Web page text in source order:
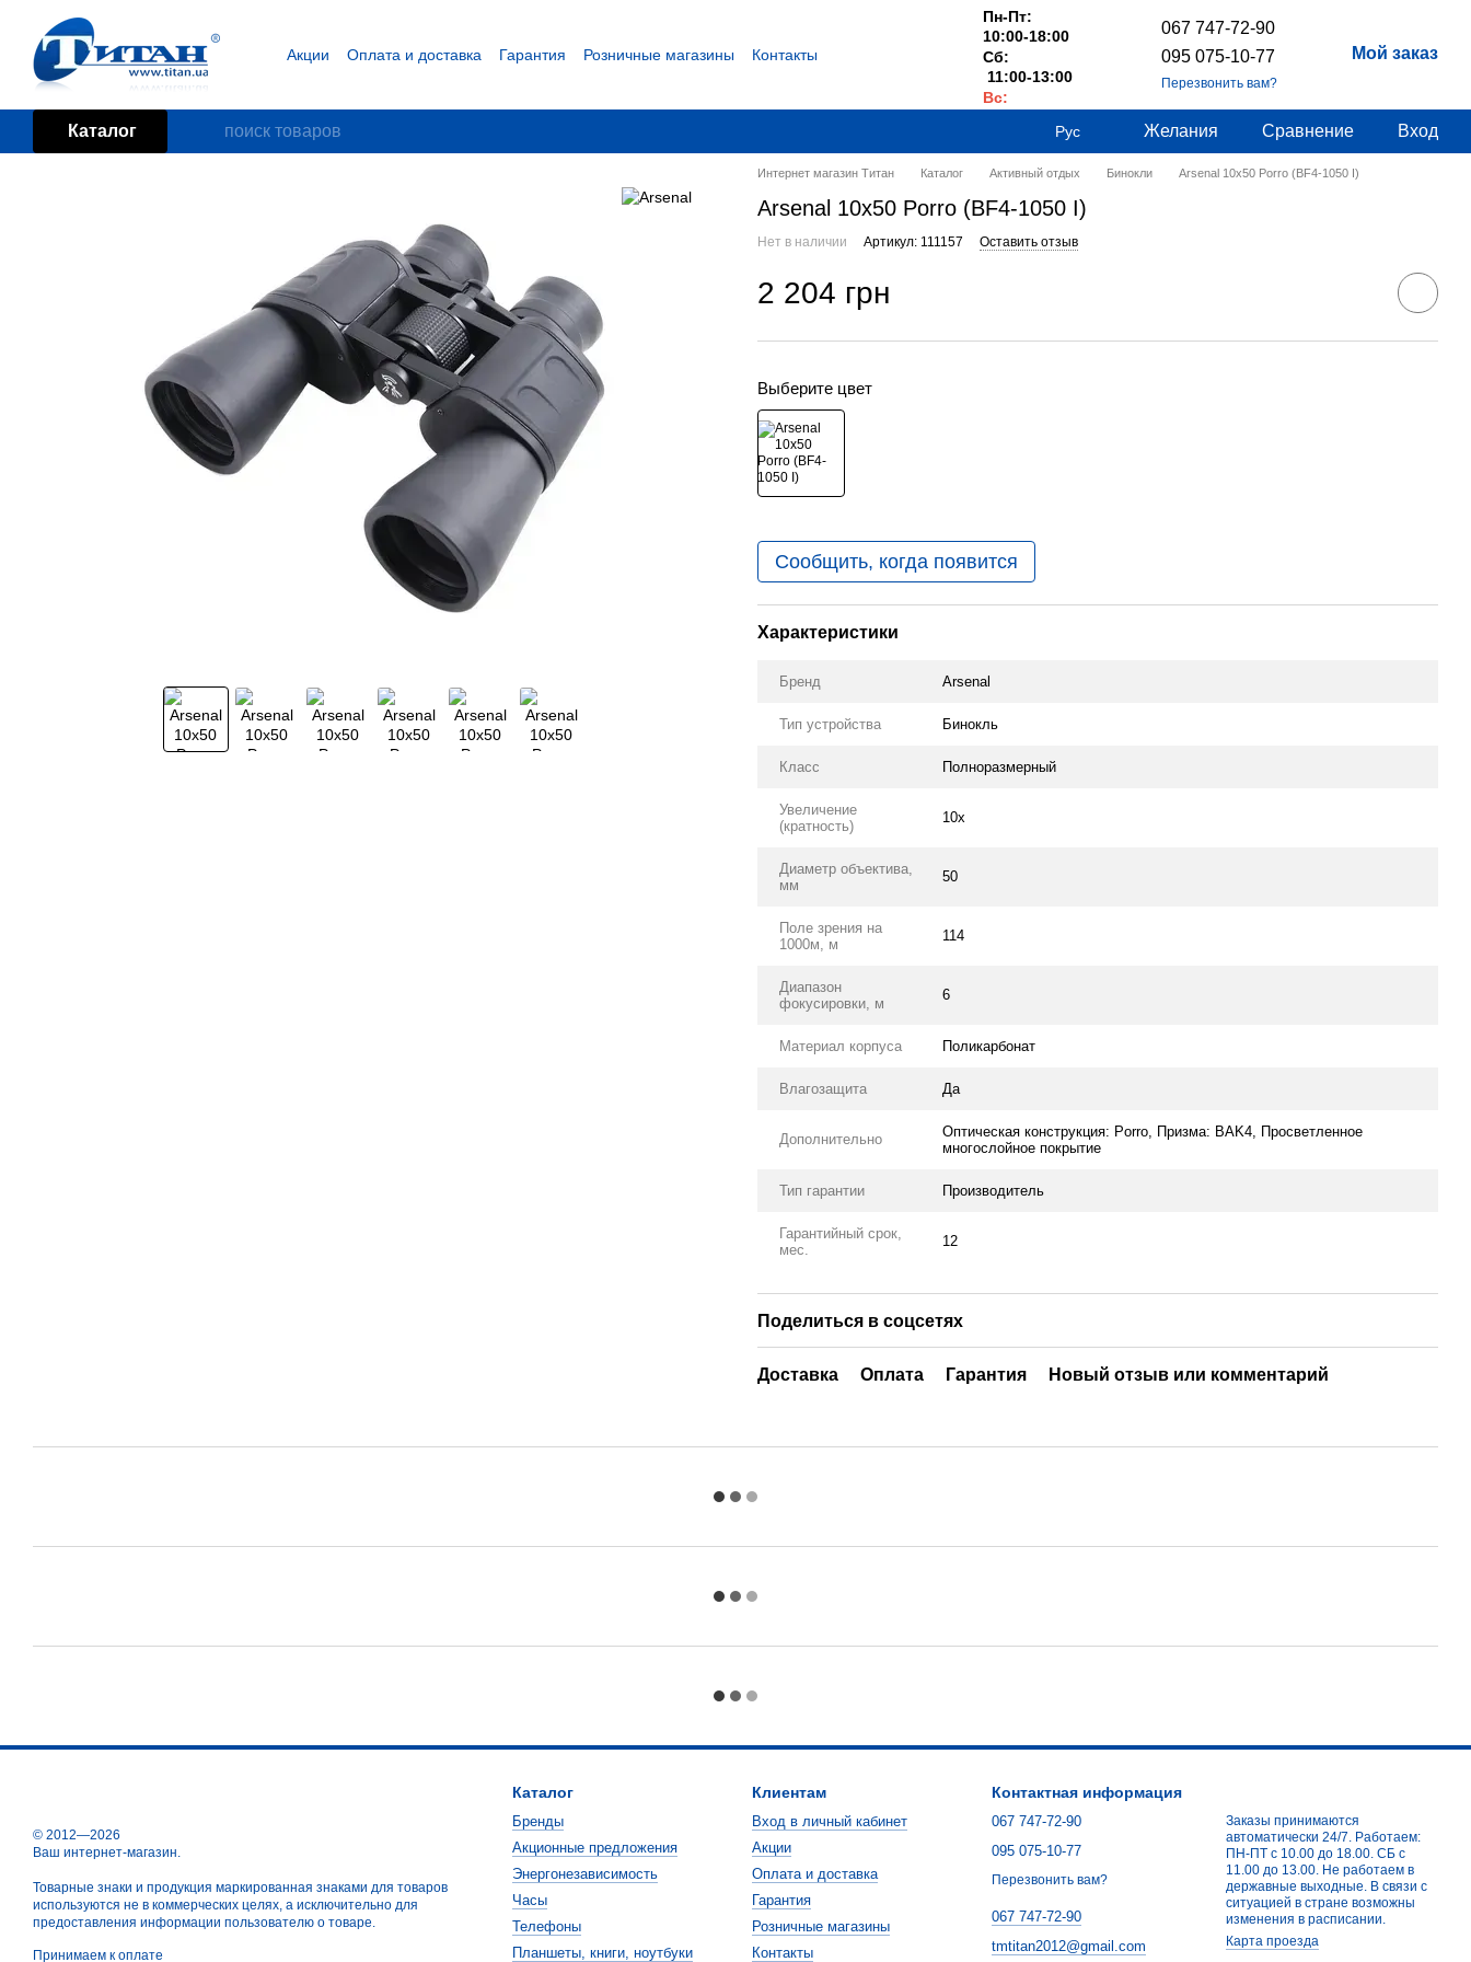
Перейти к основному контенту
Акции Оплата и доставка Гарантия Розничные магазины
Контакты
Пн-Пт:
10:00-18:00
Сб:
11:00-13:00
Вс:
067 747-72-90
095 075-10-77
Перезвонить вам?
Мой заказ
Каталог Рус Желания Сравнение Вход
Интернет магазин Титан Каталог Активный отдых Бинокли Arsenal 10x50 Porro (BF4-1050 I)
Arsenal 10x50 Porro (BF4-1050 I)
Нет в наличии Артикул: 111157 Оставить отзыв
2 204 грн
Выберите цвет
Сообщить, когда появится
Характеристики
Бренд Arsenal
Тип устройства Бинокль
Класс Полноразмерный
Увеличение
(кратность)
10x
Диаметр объектива,
мм
50
Поле зрения на
1000м, м
114
Диапазон
фокусировки, м
6
Материал корпуса Поликарбонат
Влагозащита Да
Дополнительно
Оптическая конструкция: Porro, Призма: BAK4, Просветленное
многослойное покрытие
Тип гарантии Производитель
Гарантийный срок,
мес.
12
Поделиться в соцсетях
Доставка Оплата Гарантия Новый отзыв или комментарий
© 2012—2026
Ваш интернет-магазин.
Товарные знаки и продукция маркированная знаками для товаров
используются не в коммерческих целях, а исключительно для
предоставления информации пользователю о товаре.
Принимаем к оплате
Каталог
Бренды
Акционные предложения
Энергонезависимость
Часы
Телефоны
Планшеты, книги, ноутбуки
Клиентам
Вход в личный кабинет
Акции
Оплата и доставка
Гарантия
Розничные магазины
Контакты
Контактная информация
067 747-72-90
095 075-10-77
Перезвонить вам?
067 747-72-90
tmtitan2012@gmail.com
Заказы принимаются
автоматически 24/7. Работаем:
ПН-ПТ с 10.00 до 18.00. СБ с
11.00 до 13.00. Не работаем в
державные выходные. В связи с
ситуацией в стране возможны
изменения в расписании.
Карта проезда